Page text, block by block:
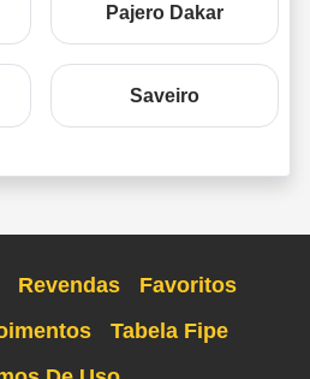
Pajero Dakar
Saveiro
Revendas
Favoritos
Tabela Fipe